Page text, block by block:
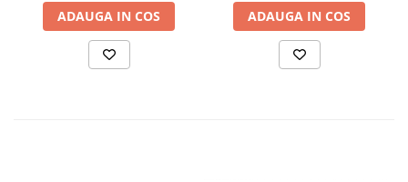
ADAUGA IN COS ADAUGA IN COS